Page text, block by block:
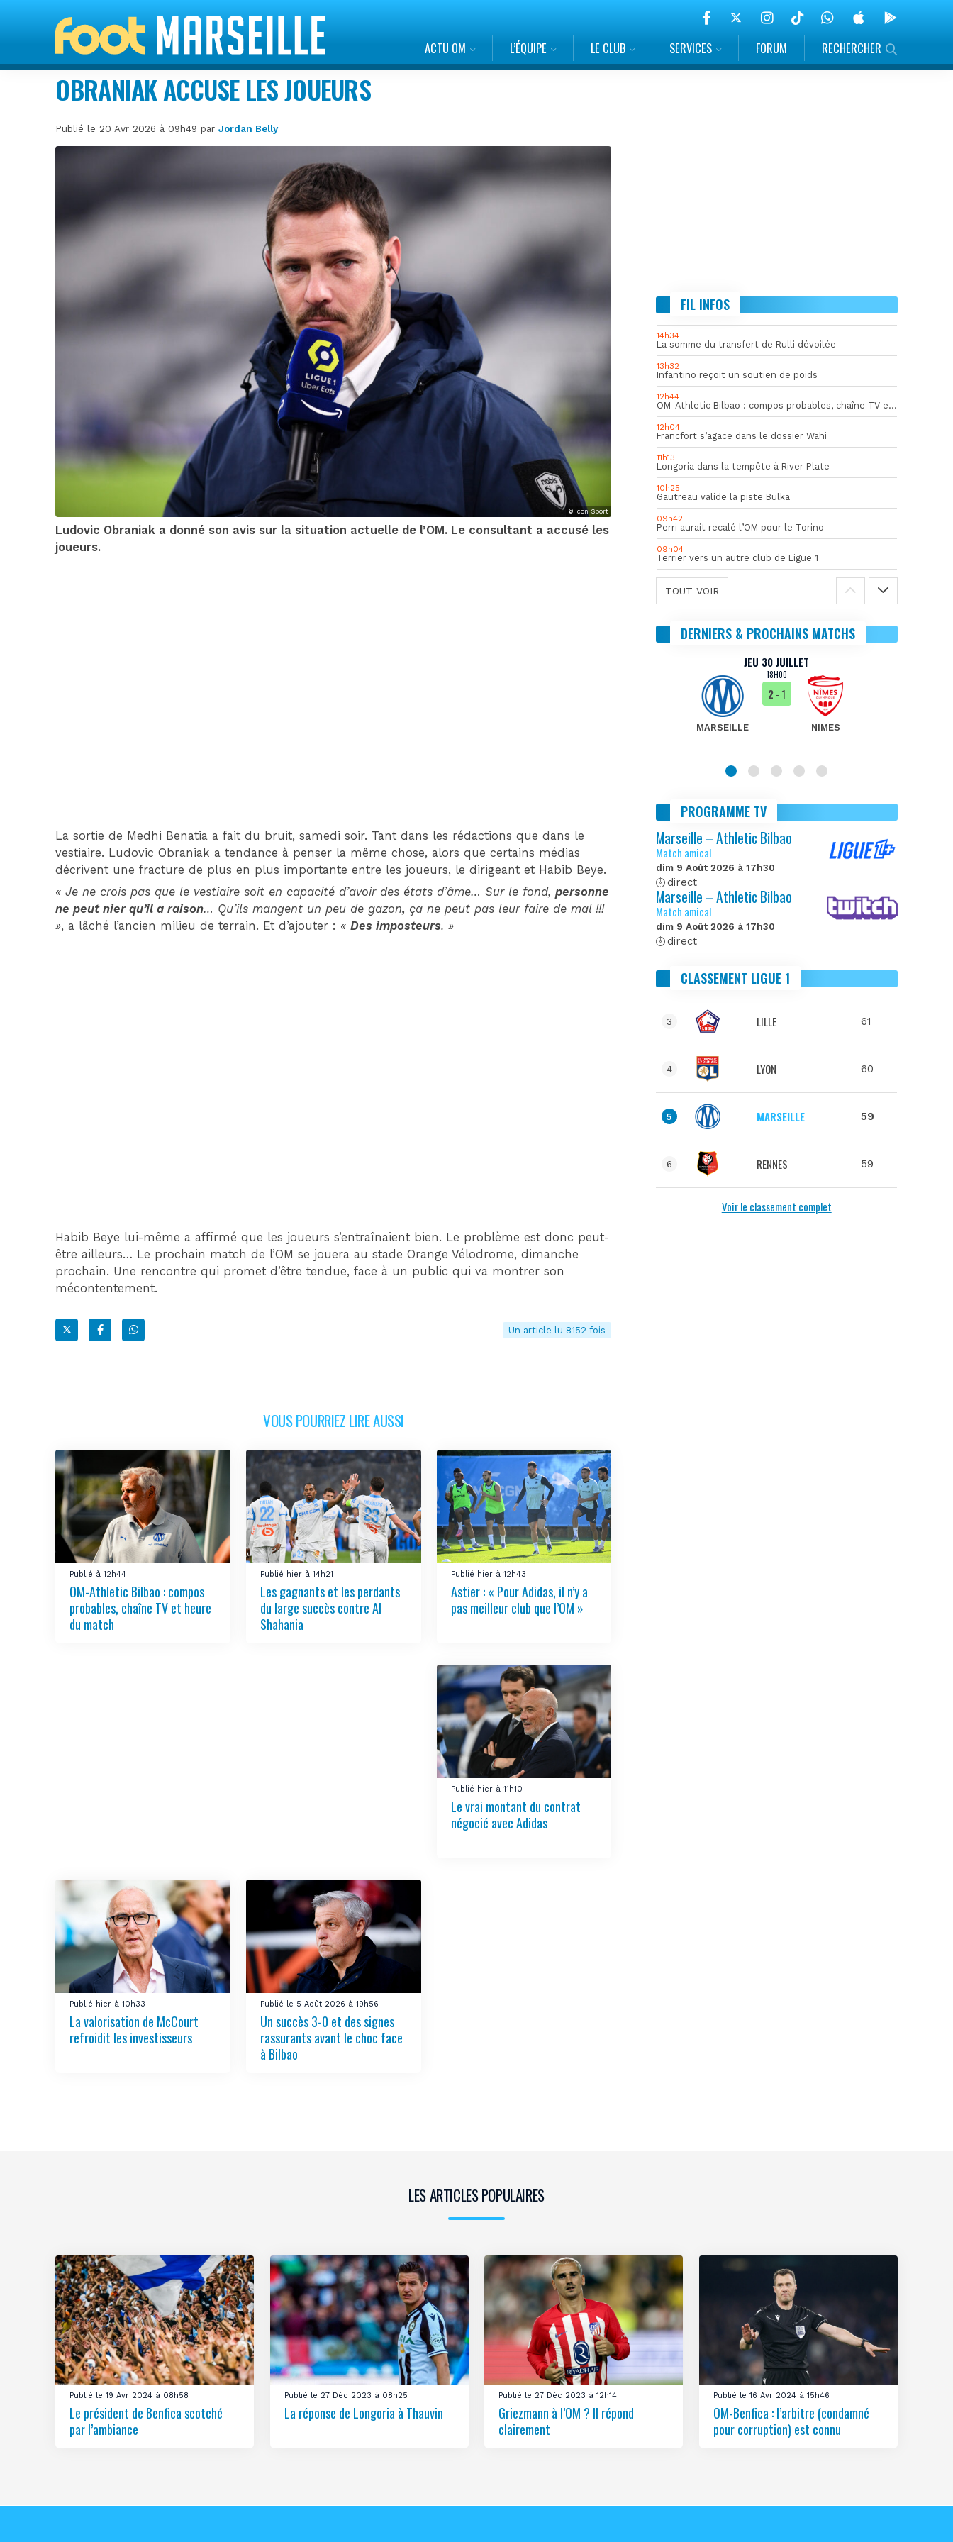
ACTU OM L’ÉQUIPE LE CLUB SERVICES FORUM RECHERCHER
OBRANIAK ACCUSE LES JOUEURS
Publié le 20 Avr 2026 à 09h49 parJordan Belly
© Icon Sport
Ludovic Obraniak a donné son avis sur la situation actuelle de l’OM. Le consultant a accusé les
joueurs.
La sortie de Medhi Benatia a fait du bruit, samedi soir. Tant dans les rédactions que dans le
vestiaire. Ludovic Obraniak a tendance à penser la même chose, alors que certains médias
décrivent une fracture de plus en plus importante entre les joueurs, le dirigeant et Habib Beye.
« Je ne crois pas que le vestiaire soit en capacité d’avoir des états d’âme… Sur le fond,personne
ne peut nier qu’il a raison… Qu’ils mangent un peu de gazon, ça ne peut pas leur faire de mal !!!
», a lâché l’ancien milieu de terrain. Et d’ajouter : «Des imposteurs. »
Habib Beye lui-même a affirmé que les joueurs s’entraînaient bien. Le problème est donc peut-
être ailleurs… Le prochain match de l’OM se jouera au stade Orange Vélodrome, dimanche
prochain. Une rencontre qui promet d’être tendue, face à un public qui va montrer son
mécontentement.
Un article lu 8152 fois
VOUS POURRIEZ LIRE AUSSI
Publié à 12h44
OM-Athletic Bilbao : compos
probables, chaîne TV et heure
du match
Publié hier à 14h21
Les gagnants et les perdants
du large succès contre Al
Shahania
Publié hier à 12h43
Astier : « Pour Adidas, il n’y a
pas meilleur club que l’OM »
Publié hier à 11h10
Le vrai montant du contrat
négocié avec Adidas
Publié hier à 10h33
La valorisation de McCourt
refroidit les investisseurs
Publié le 5 Août 2026 à 19h56
Un succès 3-0 et des signes
rassurants avant le choc face
à Bilbao
FIL INFOS
14h34
La somme du transfert de Rulli dévoilée
13h32
Infantino reçoit un soutien de poids
12h44
OM-Athletic Bilbao : compos probables, chaîne TV et heure du match
12h04
Francfort s’agace dans le dossier Wahi
11h13
Longoria dans la tempête à River Plate
10h25
Gautreau valide la piste Bulka
09h42
Perri aurait recalé l’OM pour le Torino
09h04
Terrier vers un autre club de Ligue 1
TOUT VOIR
DERNIERS & PROCHAINS MATCHS
JEU 30 JUILLET
18H00
MARSEILLE
2- 1
NIMES
PROGRAMME TV
Marseille – Athletic Bilbao
Match amical
dim 9 Août 2026 à 17h30
direct
Marseille – Athletic Bilbao
Match amical
dim 9 Août 2026 à 17h30
direct
CLASSEMENT LIGUE 1
3 LILLE 61
4 LYON 60
5 MARSEILLE 59
6 RENNES 59
Voir le classement complet
LES ARTICLES POPULAIRES
Publié le 19 Avr 2024 à 08h58
Le président de Benfica scotché
par l’ambiance
Publié le 27 Déc 2023 à 08h25
La réponse de Longoria à Thauvin
Publié le 27 Déc 2023 à 12h14
Griezmann à l’OM ? Il répond
clairement
Publié le 16 Avr 2024 à 15h46
OM-Benfica : l’arbitre (condamné
pour corruption) est connu